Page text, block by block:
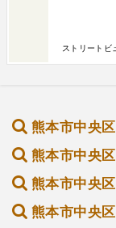
ストリートビ
熊本市中央
熊本市中央
熊本市中央
熊本市中央